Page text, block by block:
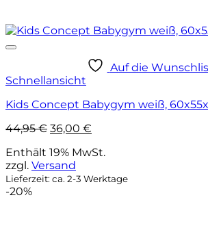
Auf die
Schnellansicht
Kids Concept Babygym weiß,
44,95€ Ursprünglicher
war:
44,95 €
36,00 €
ist:
Enthält 19% MwSt.
zzgl. Versand
Lieferzeit: ca. 2-3 Werktage
-20%